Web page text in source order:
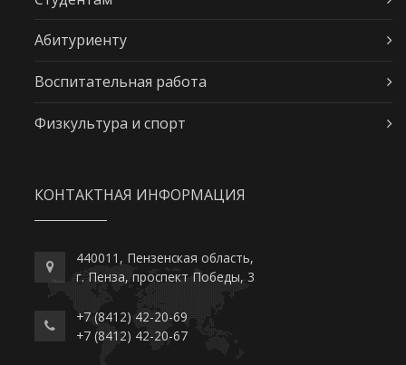
Абитуриенту
Воспитательная работа
Физкультура и спорт
КОНТАКТНАЯ ИНФОРМАЦИЯ
440011, Пензенская область,
г. Пенза, проспект Победы, 3
+7 (8412) 42-20-69
+7 (8412) 42-20-67